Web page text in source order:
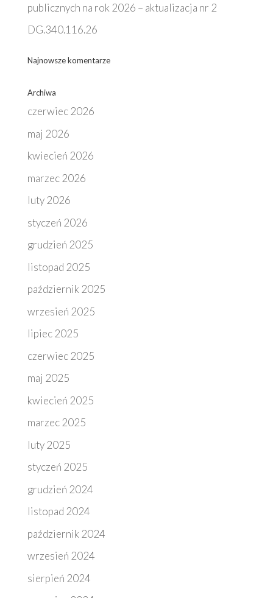
publicznych na rok 2026 – aktualizacja nr 2
DG.340.116.26
Najnowsze komentarze
Archiwa
czerwiec 2026
maj 2026
kwiecień 2026
marzec 2026
luty 2026
styczeń 2026
grudzień 2025
listopad 2025
październik 2025
wrzesień 2025
lipiec 2025
czerwiec 2025
maj 2025
kwiecień 2025
marzec 2025
luty 2025
styczeń 2025
grudzień 2024
listopad 2024
październik 2024
wrzesień 2024
sierpień 2024